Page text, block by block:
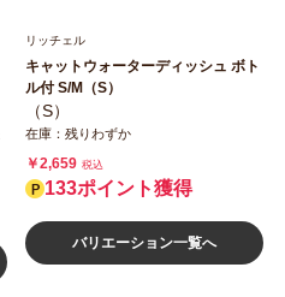
リッチェル
キャットウォーターディッシュ ボト
ル付 S/M（S）
（S）
在庫：残りわずか
￥2,659 税込
133ポイント獲得
バリエーション一覧へ